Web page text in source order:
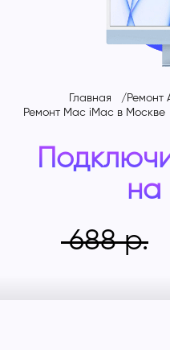
Главная
Ремонт
Ремонт Mac iMac в Москве
на
688